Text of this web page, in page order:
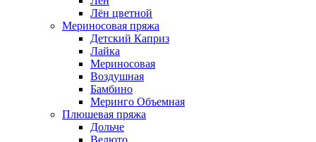
Лён цветной
Мериносовая пряжа
Детский Каприз
Лайка
Мериносовая
Воздушная
Бамбино
Меринго Объемная
Плюшевая пряжа
Дольче
Велюто